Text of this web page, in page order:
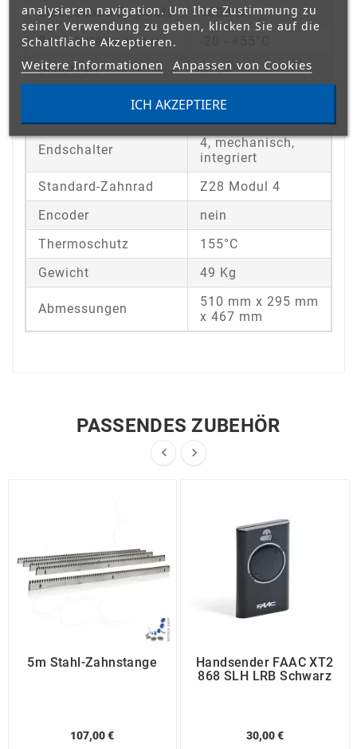
Max. Schub-Zugkraft
1800 N
Betriebstemperatur
Schutzart
IP 54
Einstellung der
Geschwindigkeit
mittels Inverter
Endschalter
4, mechanisch,
integriert
Standard-Zahnrad
Z28 Modul 4
Encoder
nein
Thermoschutz
155°C
Gewicht
49 Kg
Abmessungen
510 mm x 295 mm
x 467 mm
PASSENDES ZUBEHÖR
 
5m Stahl-Zahnstange
107,00 €
Handsender FAAC XT2
868 SLH LRB Schwarz
30,00 €
analysieren navigation. Um Ihre Zustimmung zu
seiner Verwendung zu geben, klicken Sie auf die
Schaltfläche Akzeptieren.
Weitere Informationen Anpassen von Cookies
ICH AKZEPTIERE